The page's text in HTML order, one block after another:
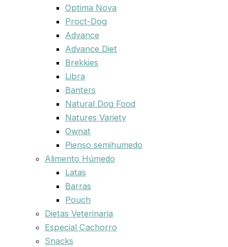
Optima Nova
Proct-Dog
Advance
Advance Diet
Brekkies
Libra
Banters
Natural Dog Food
Natures Variety
Ownat
Pienso semihumedo
Alimento Húmedo
Latas
Barras
Pouch
Dietas Veterinaria
Especial Cachorro
Snacks